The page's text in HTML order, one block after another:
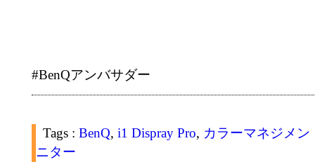
#BenQアンバサダー
Tags :BenQ,i1 Dispray Pro, カラーマネジメン
ニター